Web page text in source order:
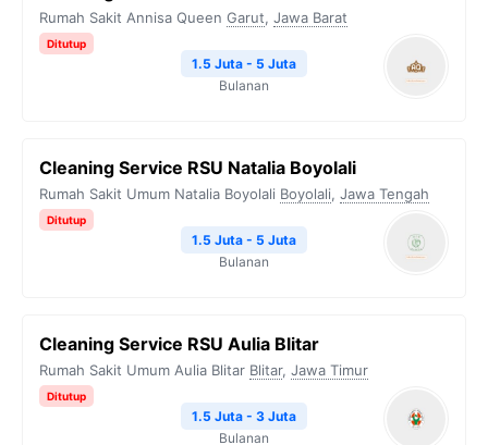
Rumah Sakit Annisa Queen Garut, Jawa Barat
Ditutup
1.5 Juta - 5 Juta
Bulanan
Cleaning Service RSU Natalia Boyolali
Rumah Sakit Umum Natalia Boyolali Boyolali, Jawa Tengah
Ditutup
1.5 Juta - 5 Juta
Bulanan
Cleaning Service RSU Aulia Blitar
Rumah Sakit Umum Aulia Blitar Blitar, Jawa Timur
Ditutup
1.5 Juta - 3 Juta
Bulanan